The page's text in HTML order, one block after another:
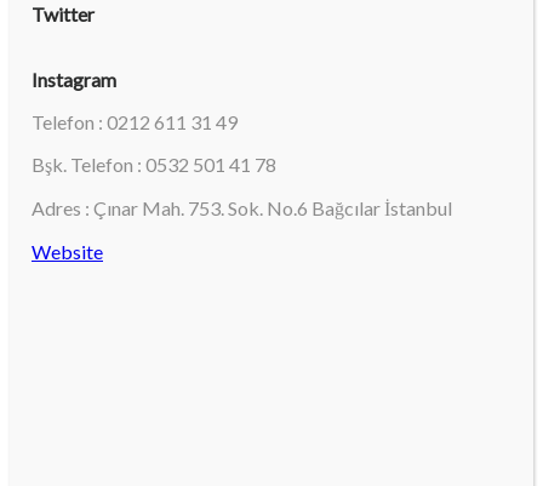
Twitter
Instagram
Telefon : 0212 611 31 49
Bşk. Telefon : 0532 501 41 78
Adres : Çınar Mah. 753. Sok. No.6 Bağcılar İstanbul
Website